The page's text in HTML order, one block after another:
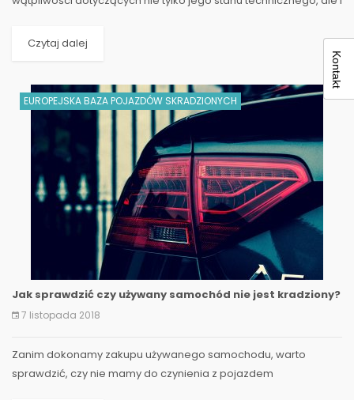
Czytaj dalej
EUROPEJSKA BAZA POJAZDÓW SKRADZIONYCH
Jak sprawdzić czy używany samochód nie jest kradziony?
7 listopada 2018
Zanim dokonamy zakupu używanego samochodu, warto
sprawdzić, czy nie mamy do czynienia z pojazdem
Kontakt